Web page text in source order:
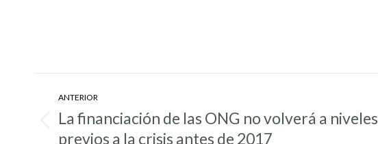
Navegación
entre
ANTERIOR
Entrada
La financiación de las ONG no volverá a niveles
previos a la crisis antes de 2017